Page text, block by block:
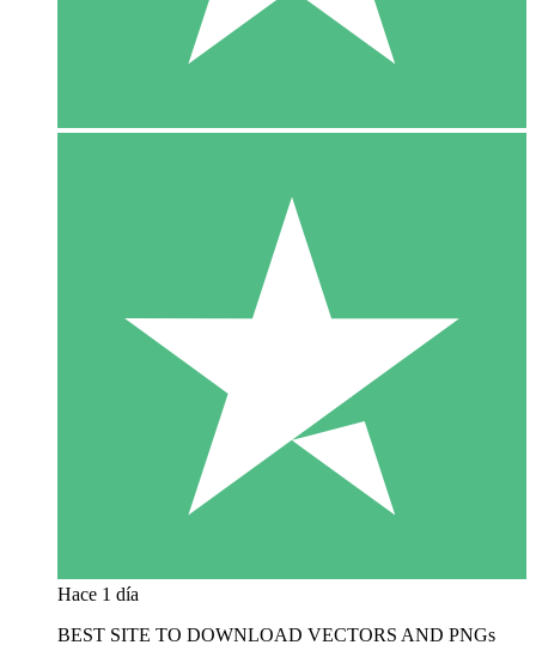
Hace 1 día
BEST SITE TO DOWNLOAD VECTORS AND PNGs